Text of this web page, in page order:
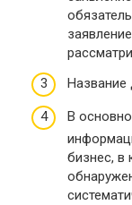
Название
В
бизнес, в